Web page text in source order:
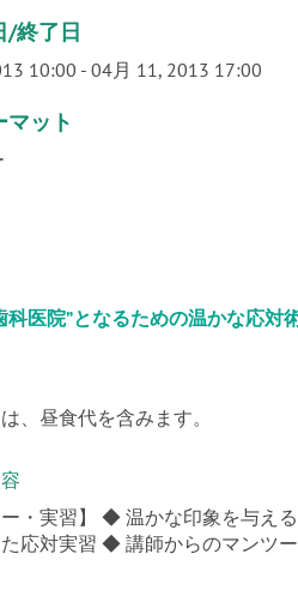
/終了日
10:00 - 04月 11, 2013 17:00
マット
科医院”となるための温かな応対
、昼食代を含みます。
ー・実習】 ◆ 温かな印象を与
応対実習 ◆ 講師からのマンツ